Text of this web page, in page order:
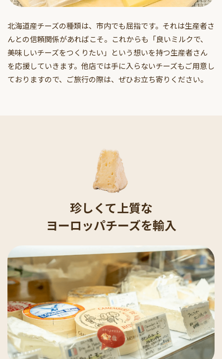
北海道産チーズの種類は、市内でも屈指です。それは生産者さ
んとの信頼関係があればこそ。これからも「良いミルクで、
美味しいチーズをつくりたい」という想いを持つ生産者さん
を応援していきます。他店では手に入らないチーズもご用意し
ておりますので、ご旅行の際は、ぜひお立ち寄りください。
珍しくて上質な
ヨーロッパチーズを輸入